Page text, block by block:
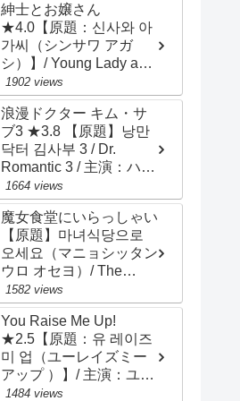
紳士とお嬢さん
★4.0【原題：신사와 아
가씨（シンサワ アガ
シ）】/ Young Lady and
Gentleman / 主演：チ･
ヒョヌ、イ･セヒ
1902 views
浪漫ドクター キム・サ
ブ3 ★3.8 【原題】낭만
닥터 김사부 3 / Dr.
Romantic 3 / 主演：ハ
ン・ソッキュ、アン・ヒ
ョソプ、イ・ソンギョン
1664 views
魔女食堂にいらっしゃい
【原題】마녀식당으로
오세요（マニョシッタン
ウロ オセヨ）/ The
Witch's Diner ★3.2 ソ
ン・ジヒョ、ナム・ジヒ
ョン
1582 views
You Raise Me Up!
★2.5【原題：유 레이즈
미 업（ユーレイズミー
アップ ）】/ 主演：ユ
ン･シユン、アン･ヒヨン
1484 views